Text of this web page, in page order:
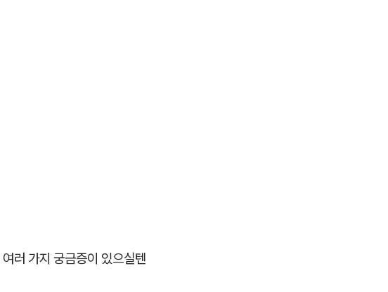
여러 가지 궁금증이 있으실텐